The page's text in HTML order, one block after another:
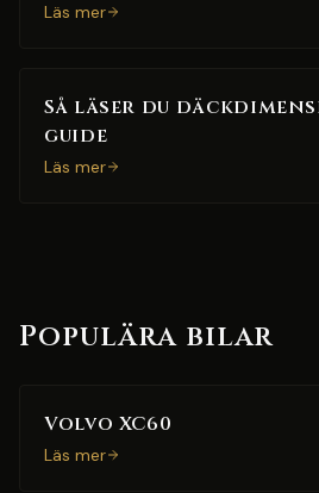
Läs mer
Så läser du
guide
Läs mer
Populära bilar
Volvo XC60
Läs mer